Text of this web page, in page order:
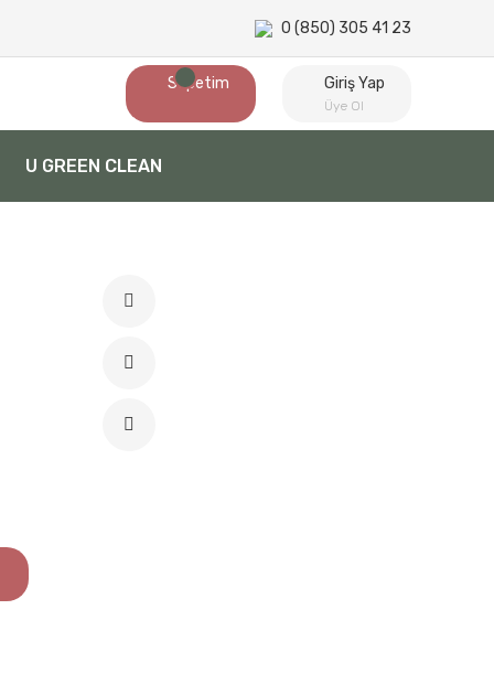
0 (850) 305 41 23
Sepetim Giriş Yap
Üye Ol
U GREEN CLEAN